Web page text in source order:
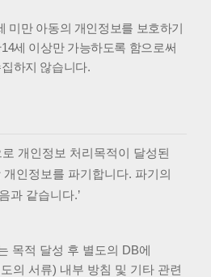
미만 아동의 개인정보를 보호하기
세 이상만 가능하도록 함으로써
하지 않습니다.
로 개인정보 처리목적이 달성된
인정보를 파기합니다. 파기의
과 같습니다.’
목적 달성 후 별도의 DB에
의 서류) 내부 방침 및 기타 관련